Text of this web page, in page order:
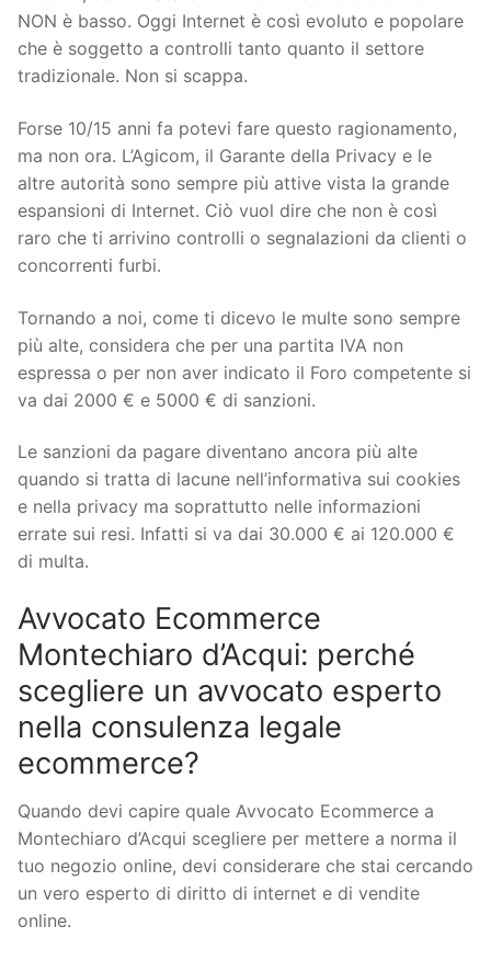
NON è basso. Oggi Internet è così evoluto e popolare
che è soggetto a controlli tanto quanto il settore
tradizionale. Non si scappa.
Forse 10/15 anni fa potevi fare questo ragionamento,
ma non ora. L’Agicom, il Garante della Privacy e le
altre autorità sono sempre più attive vista la grande
espansioni di Internet. Ciò vuol dire che non è così
raro che ti arrivino controlli o segnalazioni da clienti o
concorrenti furbi.
Tornando a noi, come ti dicevo le multe sono sempre
più alte, considera che per una partita IVA non
espressa o per non aver indicato il Foro competente si
va dai 2000 € e 5000 € di sanzioni.
Le sanzioni da pagare diventano ancora più alte
quando si tratta di lacune nell’informativa sui cookies
e nella privacy ma soprattutto nelle informazioni
errate sui resi. Infatti si va dai 30.000 € ai 120.000 €
di multa.
Avvocato Ecommerce
Montechiaro d’Acqui: perché
scegliere un avvocato esperto
nella consulenza legale
ecommerce?
Quando devi capire quale Avvocato Ecommerce a
Montechiaro d’Acqui scegliere per mettere a norma il
tuo negozio online, devi considerare che stai cercando
un vero esperto di diritto di internet e di vendite
online.